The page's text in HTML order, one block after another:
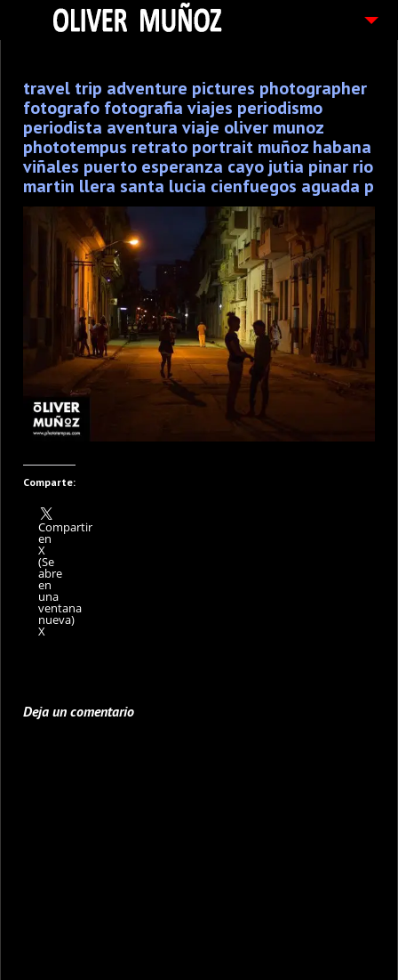
FOTOGRAFIAS
CONTACTO
PEDIDOS
travel trip adventure pictures photographer
fotografo fotografia viajes periodismo
periodista aventura viaje oliver munoz
phototempus retrato portrait muñoz habana
viñales puerto esperanza cayo jutia pinar rio
martin llera santa lucia cienfuegos aguada p
Comparte:
Compartir
en
X
(Se
abre
en
una
ventana
nueva)
X
Deja un comentario